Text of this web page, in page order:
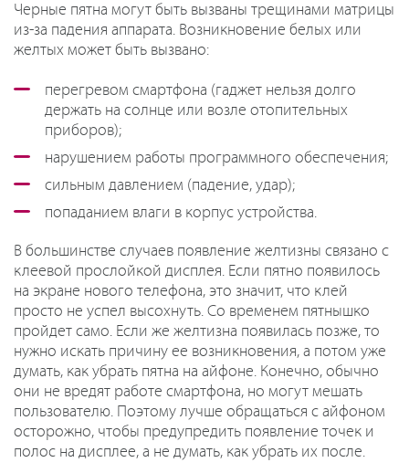
Черные пятна могут быть вызваны трещинами матрицы
из-за падения аппарата. Возникновение белых или
желтых может быть вызвано:
перегревом смартфона (гаджет нельзя долго
держать на солнце или возле отопительных
приборов);
нарушением работы программного обеспечения;
сильным давлением (падение, удар);
попаданием влаги в корпус устройства.
В большинстве случаев появление желтизны связано с
клеевой прослойкой дисплея. Если пятно появилось
на экране нового телефона, это значит, что клей
просто не успел высохнуть. Со временем пятнышко
пройдет само. Если же желтизна появилась позже, то
нужно искать причину ее возникновения, а потом уже
думать, как убрать пятна на айфоне. Конечно, обычно
они не вредят работе смартфона, но могут мешать
пользователю. Поэтому лучше обращаться с айфоном
осторожно, чтобы предупредить появление точек и
полос на дисплее, а не думать, как убрать их после.